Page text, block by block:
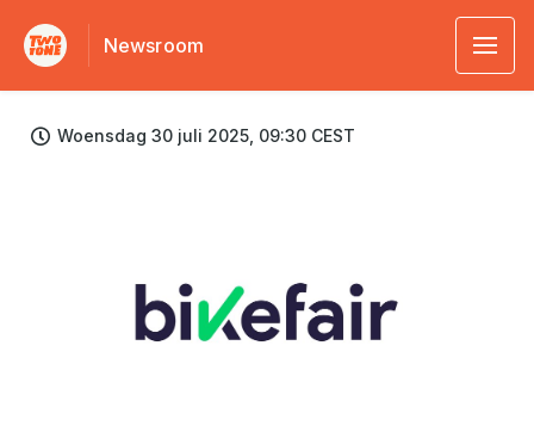
Newsroom
Woensdag 30 juli 2025, 09:30 CEST